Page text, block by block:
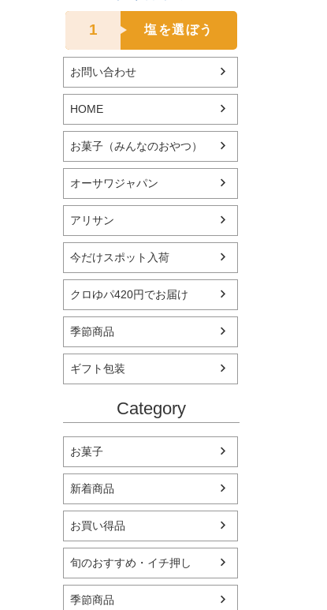
1 塩を選ぼう
お問い合わせ
HOME
お菓子（みんなのおやつ）
オーサワジャパン
アリサン
今だけスポット入荷
クロゆパ420円でお届け
季節商品
ギフト包装
Category
お菓子
新着商品
お買い得品
旬のおすすめ・イチ押し
季節商品